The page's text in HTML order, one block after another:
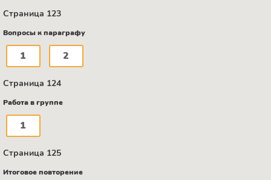
Страница 123
Вопросы к параграфу
1 2
Страница 124
Работа в группе
1
Страница 125
Итоговое повторение